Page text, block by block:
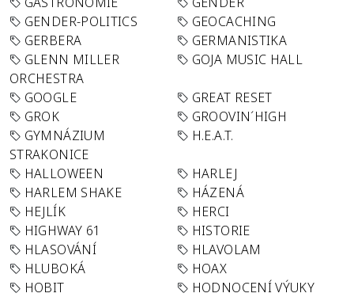
GENDER-POLITICS
GEOCACHING
GERBERA
GERMANISTIKA
GLENN MILLER
ORCHESTRA
GOJA MUSIC HALL
GOOGLE
GREAT RESET
GROK
GROOVIN´HIGH
GYMNÁZIUM
STRAKONICE
H.E.A.T.
HALLOWEEN
HARLEJ
HARLEM SHAKE
HÁZENÁ
HEJLÍK
HERCI
HIGHWAY 61
HISTORIE
HLASOVÁNÍ
HLAVOLAM
HLUBOKÁ
HOAX
HOBIT
HODNOCENÍ VÝUKY